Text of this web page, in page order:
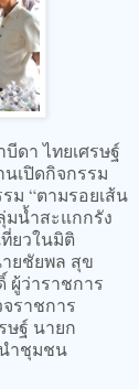
บีดา ไทยเศรษฐ์
เปิดกิจกรรม
ม “ตามรอยเส้น
มน้ำสะแกกรัง
ยวในมิติ
ยชัยพล สุข
ผู้ว่าราชการ
ราชการ
ษฐ์ นายก
ำชุมชน